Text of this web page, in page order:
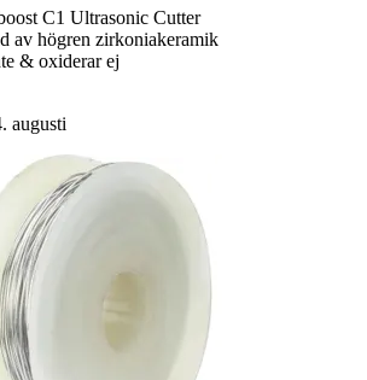
C1 Ultrasonic Cutter
av högren zirkoniakeramik
& oxiderar ej
augusti